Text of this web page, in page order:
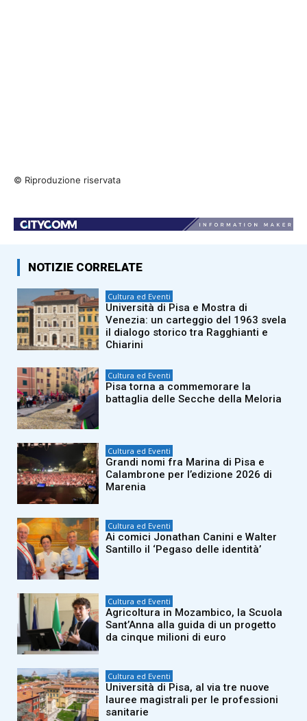
© Riproduzione riservata
NOTIZIE CORRELATE
Cultura ed Eventi
Università di Pisa e Mostra di
Venezia: un carteggio del 1963 svela
il dialogo storico tra Ragghianti e
Chiarini
Cultura ed Eventi
Pisa torna a commemorare la
battaglia delle Secche della Meloria
Cultura ed Eventi
Grandi nomi fra Marina di Pisa e
Calambrone per l’edizione 2026 di
Marenia
Cultura ed Eventi
Ai comici Jonathan Canini e Walter
Santillo il ‘Pegaso delle identità’
Cultura ed Eventi
Agricoltura in Mozambico, la Scuola
Sant’Anna alla guida di un progetto
da cinque milioni di euro
Cultura ed Eventi
Università di Pisa, al via tre nuove
lauree magistrali per le professioni
sanitarie